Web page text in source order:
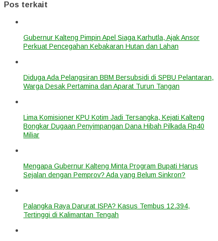
Pos terkait
Gubernur Kalteng Pimpin Apel Siaga Karhutla, Ajak Ansor
Perkuat Pencegahan Kebakaran Hutan dan Lahan
Diduga Ada Pelangsiran BBM Bersubsidi di SPBU Pelantaran,
Warga Desak Pertamina dan Aparat Turun Tangan
Lima Komisioner KPU Kotim Jadi Tersangka, Kejati Kalteng
Bongkar Dugaan Penyimpangan Dana Hibah Pilkada Rp40
Miliar
Mengapa Gubernur Kalteng Minta Program Bupati Harus
Sejalan dengan Pemprov? Ada yang Belum Sinkron?
Palangka Raya Darurat ISPA? Kasus Tembus 12.394,
Tertinggi di Kalimantan Tengah